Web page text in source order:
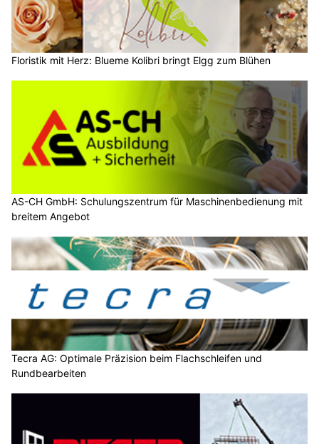
Floristik mit Herz: Blueme Kolibri bringt Elgg zum Blühen
AS-CH GmbH: Schulungszentrum für Maschinenbedienung mit
breitem Angebot
Tecra AG: Optimale Präzision beim Flachschleifen und
Rundbearbeiten